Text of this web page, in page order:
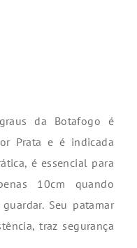
da Botafogo é
Prata e é indicada
é essencial para
10cm quando
Seu patamar
traz segurança